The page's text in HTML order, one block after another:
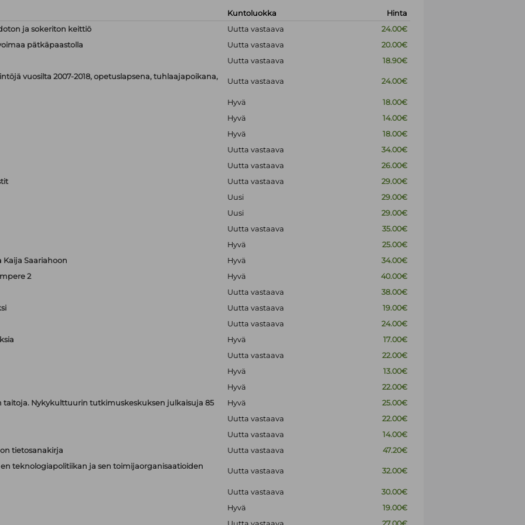
Kuntoluokka
Hinta
ja sokeriton keittiö
Uutta vastaava
24.00€
pätkäpaastolla
Uutta vastaava
20.00€
Uutta vastaava
18.90€
vuosilta 2007-2018, opetuslapsena, tuhlaajapoikana,
Uutta vastaava 24.00€
Hyvä
18.00€
Hyvä
14.00€
Hyvä
18.00€
Uutta vastaava
34.00€
Uutta vastaava
26.00€
Uutta vastaava
29.00€
Uusi
29.00€
Uusi
29.00€
Uutta vastaava
35.00€
Hyvä
25.00€
Kaija Saariahoon
Hyvä
34.00€
2
Hyvä
40.00€
Uutta vastaava
38.00€
Uutta vastaava
19.00€
Uutta vastaava
24.00€
Hyvä
17.00€
Uutta vastaava
22.00€
Hyvä
13.00€
Hyvä
22.00€
taitoja. Nykykulttuurin tutkimuskeskuksen julkaisuja 85
Hyvä
25.00€
Uutta vastaava
22.00€
Uutta vastaava
14.00€
tietosanakirja
Uutta vastaava
47.20€
teknologiapolitiikan ja sen toimijaorganisaatioiden
Uutta vastaava 32.00€
Uutta vastaava
30.00€
Hyvä
19.00€